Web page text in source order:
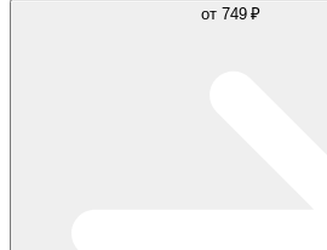
от 749 ₽